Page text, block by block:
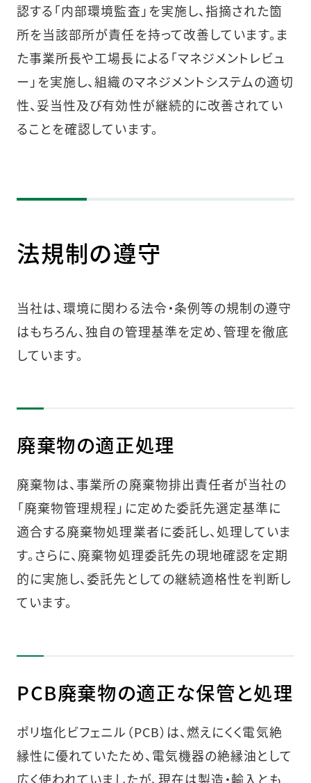
認する「内部環境監査」を実施し、指摘された箇
所を当該部所が責任を持って改善しています。ま
た事業所長や工場長による「マネジメントレビュ
ー」を実施し、組織のマネジメントシステムの適切
性、妥当性及び有効性が継続的に改善されてい
ることを確認しています。
法規制の遵守
当社は、環境に関わる法令・条例等の規制の遵守
はもちろん、独自の管理基準を定め、管理を徹底
しています。
廃棄物の適正処理
廃棄物は、事業所の廃棄物排出責任者が当社の
「廃棄物管理規程」に定めた委託先選定基準に
適合する廃棄物処理業者に委託し、処理していま
す。さらに、廃棄物処理委託先の現地確認を定期
的に実施し、委託先としての継続適格性を判断し
ています。
PCB廃棄物の適正な保管と処理
ポリ塩化ビフェニル（PCB）は、燃えにくく電気絶
縁性に優れていたため、電気機器の絶縁油として
広く使われていましたが、現在は製造・輸入とも